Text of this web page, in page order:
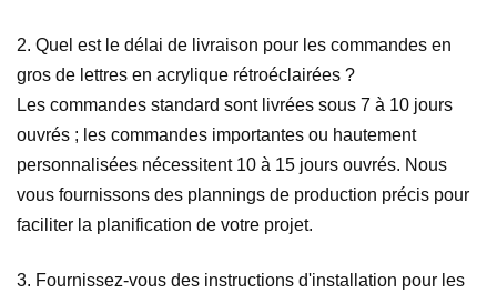
2. Quel est le délai de livraison pour les commandes en
gros de lettres en acrylique rétroéclairées ?
Les commandes standard sont livrées sous 7 à 10 jours
ouvrés ; les commandes importantes ou hautement
personnalisées nécessitent 10 à 15 jours ouvrés. Nous
vous fournissons des plannings de production précis pour
faciliter la planification de votre projet.
3. Fournissez-vous des instructions d'installation pour les